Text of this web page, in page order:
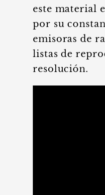
este material
por su
emisoras de
listas de
resolución.